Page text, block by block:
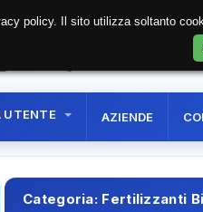
UTENTE AZIENDE
Categoria: Fertilizzanti
policy. Il sito utilizza soltanto